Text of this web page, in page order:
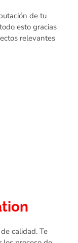
de tu
esto gracias
relevantes
calidad. Te